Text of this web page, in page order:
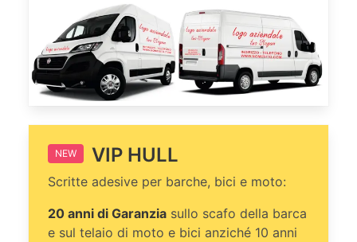
NEW VIP HULL
Scritte adesive per barche, bici e moto:
20 anni di Garanzia sullo scafo della barca
e sul telaio di moto e bici anziché 10 anni